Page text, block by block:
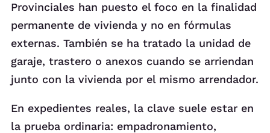
Provinciales han puesto el foco en la finalidad
permanente de vivienda y no en fórmulas
externas. También se ha tratado la unidad de
garaje, trastero o anexos cuando se arriendan
junto con la vivienda por el mismo arrendador.
En expedientes reales, la clave suele estar en
la prueba ordinaria: empadronamiento,